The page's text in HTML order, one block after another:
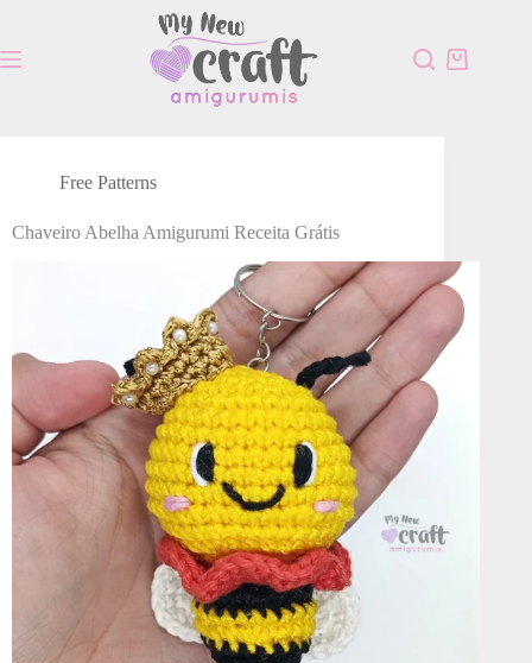
Free Patterns
Chaveiro Abelha Amigurumi Receita Grátis